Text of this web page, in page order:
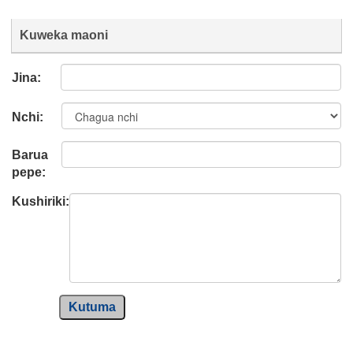
Kuweka maoni
Jina:
Nchi:
Barua
pepe:
Kushiriki:
Kutuma